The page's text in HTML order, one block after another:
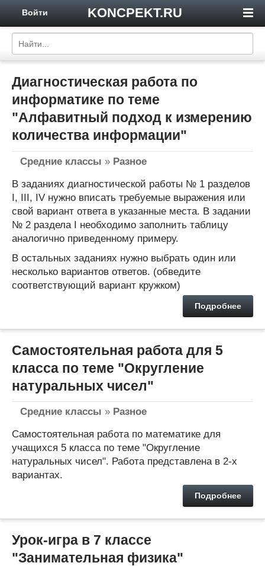
KONCPEKT.RU
Войти
Диагностическая работа по
информатике по теме
"Алфавитный подход к измерению
количества информации"
Средние классы » Разное
В заданиях диагностической работы № 1 разделов
I, III, IV нужно вписать требуемые выражения или
свой вариант ответа в указанные места. В задании
№ 2 раздела I необходимо заполнить таблицу
аналогично приведенному примеру.
В остальных заданиях нужно выбрать один или
несколько вариантов ответов. (обведите
соответствующий вариант кружком)
Подробнее
Самостоятельная работа для 5
класса по теме "Округление
натуральных чисел"
Средние классы » Разное
Самостоятельная работа по математике для
учащихся 5 класса по теме "Округление
натуральных чисел". Работа представлена в 2-х
вариантах.
Подробнее
Урок-игра в 7 классе
"Занимательная физика"